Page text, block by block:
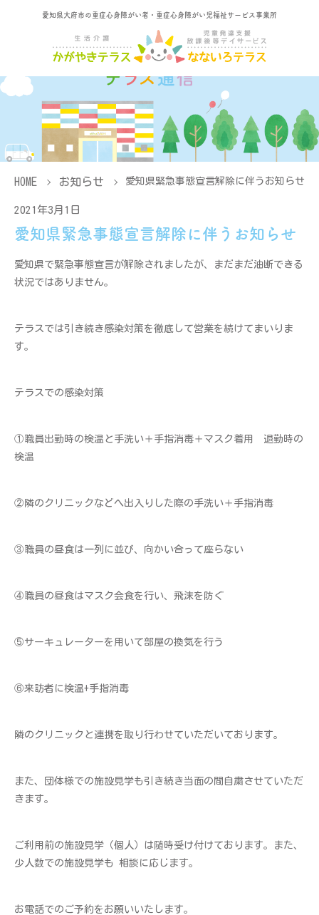
愛知県大府市の重症心身障がい者・重症心身障がい児福祉サービス事業所
HOME お知らせ 愛知県緊急事態宣言解除に伴うお知らせ
2021年3月1日
愛知県緊急事態宣言解除に伴うお知らせ
愛知県で緊急事態宣言が解除されましたが、まだまだ油断できる
状況ではありません。
テラスでは引き続き感染対策を徹底して営業を続けてまいりま
す。
テラスでの感染対策
①職員出勤時の検温と手洗い＋手指消毒＋マスク着用 退勤時の
検温
②隣のクリニックなどへ出入りした際の手洗い＋手指消毒
③職員の昼食は一列に並び、向かい合って座らない
④職員の昼食はマスク会食を行い、飛沫を防ぐ
⑤サーキュレーターを用いて部屋の換気を行う
⑥来訪者に検温+手指消毒
隣のクリニックと連携を取り行わせていただいております。
また、団体様での施設見学も引き続き当面の間自粛させていただ
きます。
ご利用前の施設見学（個人）は随時受け付けております。また、
少人数での施設見学も 相談に応じます。
お電話でのご予約をお願いいたします。